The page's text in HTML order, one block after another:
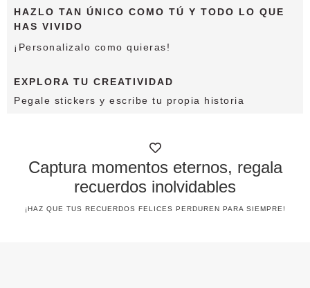
HAZLO TAN ÚNICO COMO TÚ Y TODO LO QUE
HAS VIVIDO
¡Personalizalo como quieras!
EXPLORA TU CREATIVIDAD
Pegale stickers y escribe tu propia historia
Captura momentos eternos, regala
recuerdos inolvidables
¡HAZ QUE TUS RECUERDOS FELICES PERDUREN PARA SIEMPRE!